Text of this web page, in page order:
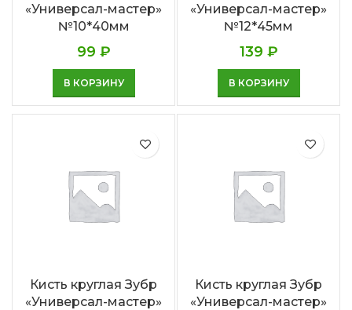
«Универсал-мастер»
№10*40мм
99 ₽
В КОРЗИНУ
«Универсал-мастер»
№12*45мм
139 ₽
В КОРЗИНУ
Кисть круглая Зубр
«Универсал-мастер»
Кисть круглая Зубр
«Универсал-мастер»